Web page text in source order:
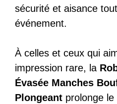
sécurité et aisance
événement.
À celles et ceux qui
impression rare, la
Évasée Manches
Plongeant prolonge le